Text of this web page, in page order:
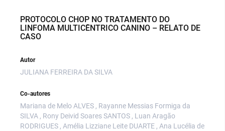
PROTOCOLO CHOP NO TRATAMENTO DO
LINFOMA MULTICÊNTRICO CANINO – RELATO DE
CASO
Autor
JULIANA FERREIRA DA SILVA
Co-autores
Mariana de Melo ALVES , Rayanne Messias Formiga da
SILVA , Rony Deivid Soares SANTOS , Luan Aragão
RODRIGUES , Amélia Lizziane Leite DUARTE , Ana Lucélia de